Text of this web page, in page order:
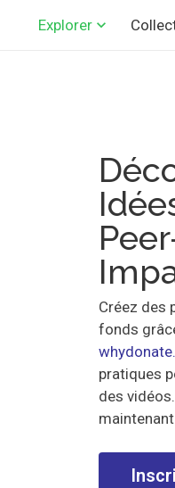
Explorer
Créez des
fonds
pratiques
des